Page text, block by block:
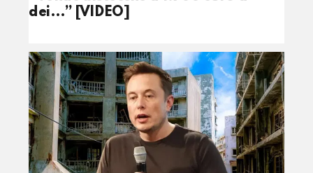
dei…” [VIDEO]